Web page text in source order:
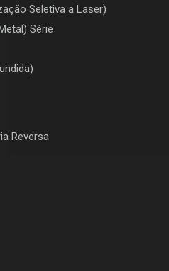
Seletiva a Laser)
Série
Reversa